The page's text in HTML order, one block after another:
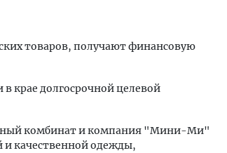
товаров, получают финансовую
крае долгосрочной целевой
комбинат и компания "Мини-Ми"
и качественной одежды,